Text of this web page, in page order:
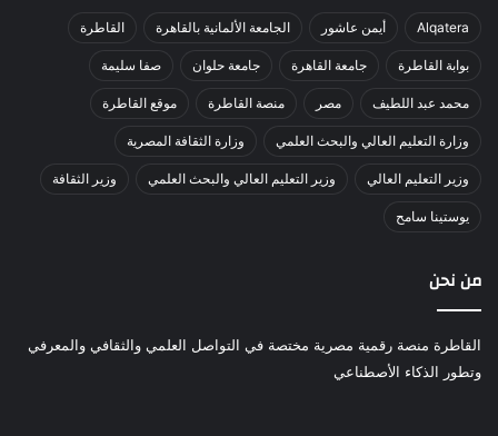
Alqatera أيمن عاشور الجامعة الألمانية بالقاهرة القاطرة
بوابة القاطرة جامعة القاهرة جامعة حلوان صفا سليمة
محمد عبد اللطيف مصر منصة القاطرة موقع القاطرة
وزارة التعليم العالي والبحث العلمي وزارة الثقافة المصرية
وزير التعليم العالي وزير التعليم العالي والبحث العلمي وزير الثقافة
يوستينا سامح
من نحن
القاطرة منصة رقمية مصرية مختصة في التواصل العلمي والثقافي والمعرفي
وتطور الذكاء الأصطناعي